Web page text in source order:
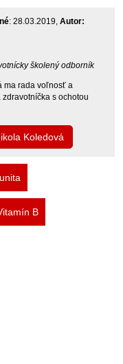
: 28.03.2019, Autor:
školený odborník
ma rada voľnosť a
s ochotou
Koledová
B